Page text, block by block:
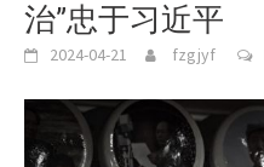
治”忠于习近平
2024-04-21 fzgjyf